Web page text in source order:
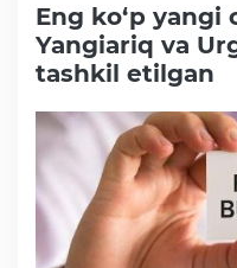
Faoliyat
Statistik va tahliliy
Eng ko‘p yangi
Yangiariq va
tashkil etilgan